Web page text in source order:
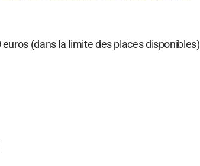
(dans la limite des places disponibles)